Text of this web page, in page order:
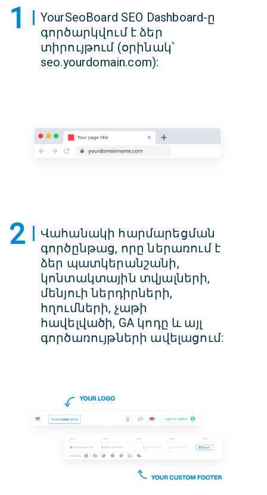
1
YourSeoBoard SEO Dashboard-ը
գործարկվում է ձեր
տիրույթում (օրինակ՝
seo.yourdomain.com):
2
Վահանակի հարմարեցման
գործընթաց, որը ներառում է
ձեր պատկերանշանի,
կոնտակտային տվյալների,
մենյուի ներդիրների,
հղումների, չաթի
հավելվածի, GA կոդը և այլ
գործառույթների ավելացում: